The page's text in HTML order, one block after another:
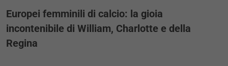
Europei femminili di calcio: la gioia
incontenibile di William, Charlotte e della
Regina